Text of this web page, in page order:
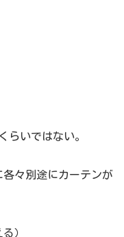
らいではない。
各々別途にカーテンが
）